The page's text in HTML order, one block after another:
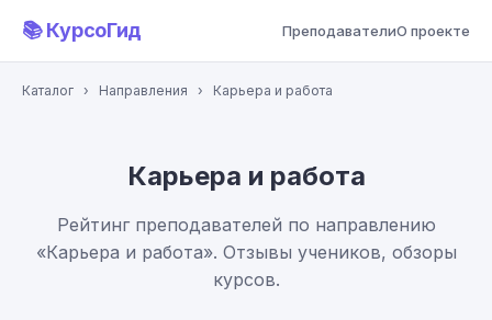
📚 КурсоГид ПреподавателиО проекте
Каталог › Направления › Карьера и работа
Карьера и работа
Рейтинг преподавателей по направлению
«Карьера и работа». Отзывы учеников, обзоры
курсов.